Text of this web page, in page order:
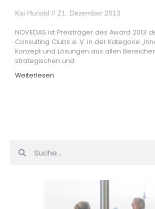
Kai Hunold 21. Dezember 2013
NOVEDAS ist Preisträger des Award 2013
Consulting Clubs e. V. in der Kategorie
Konzept und Lösungen aus allen
strategischen und
Weiterlesen